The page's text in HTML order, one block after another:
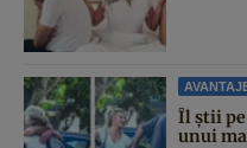
Îl știi pe
unui